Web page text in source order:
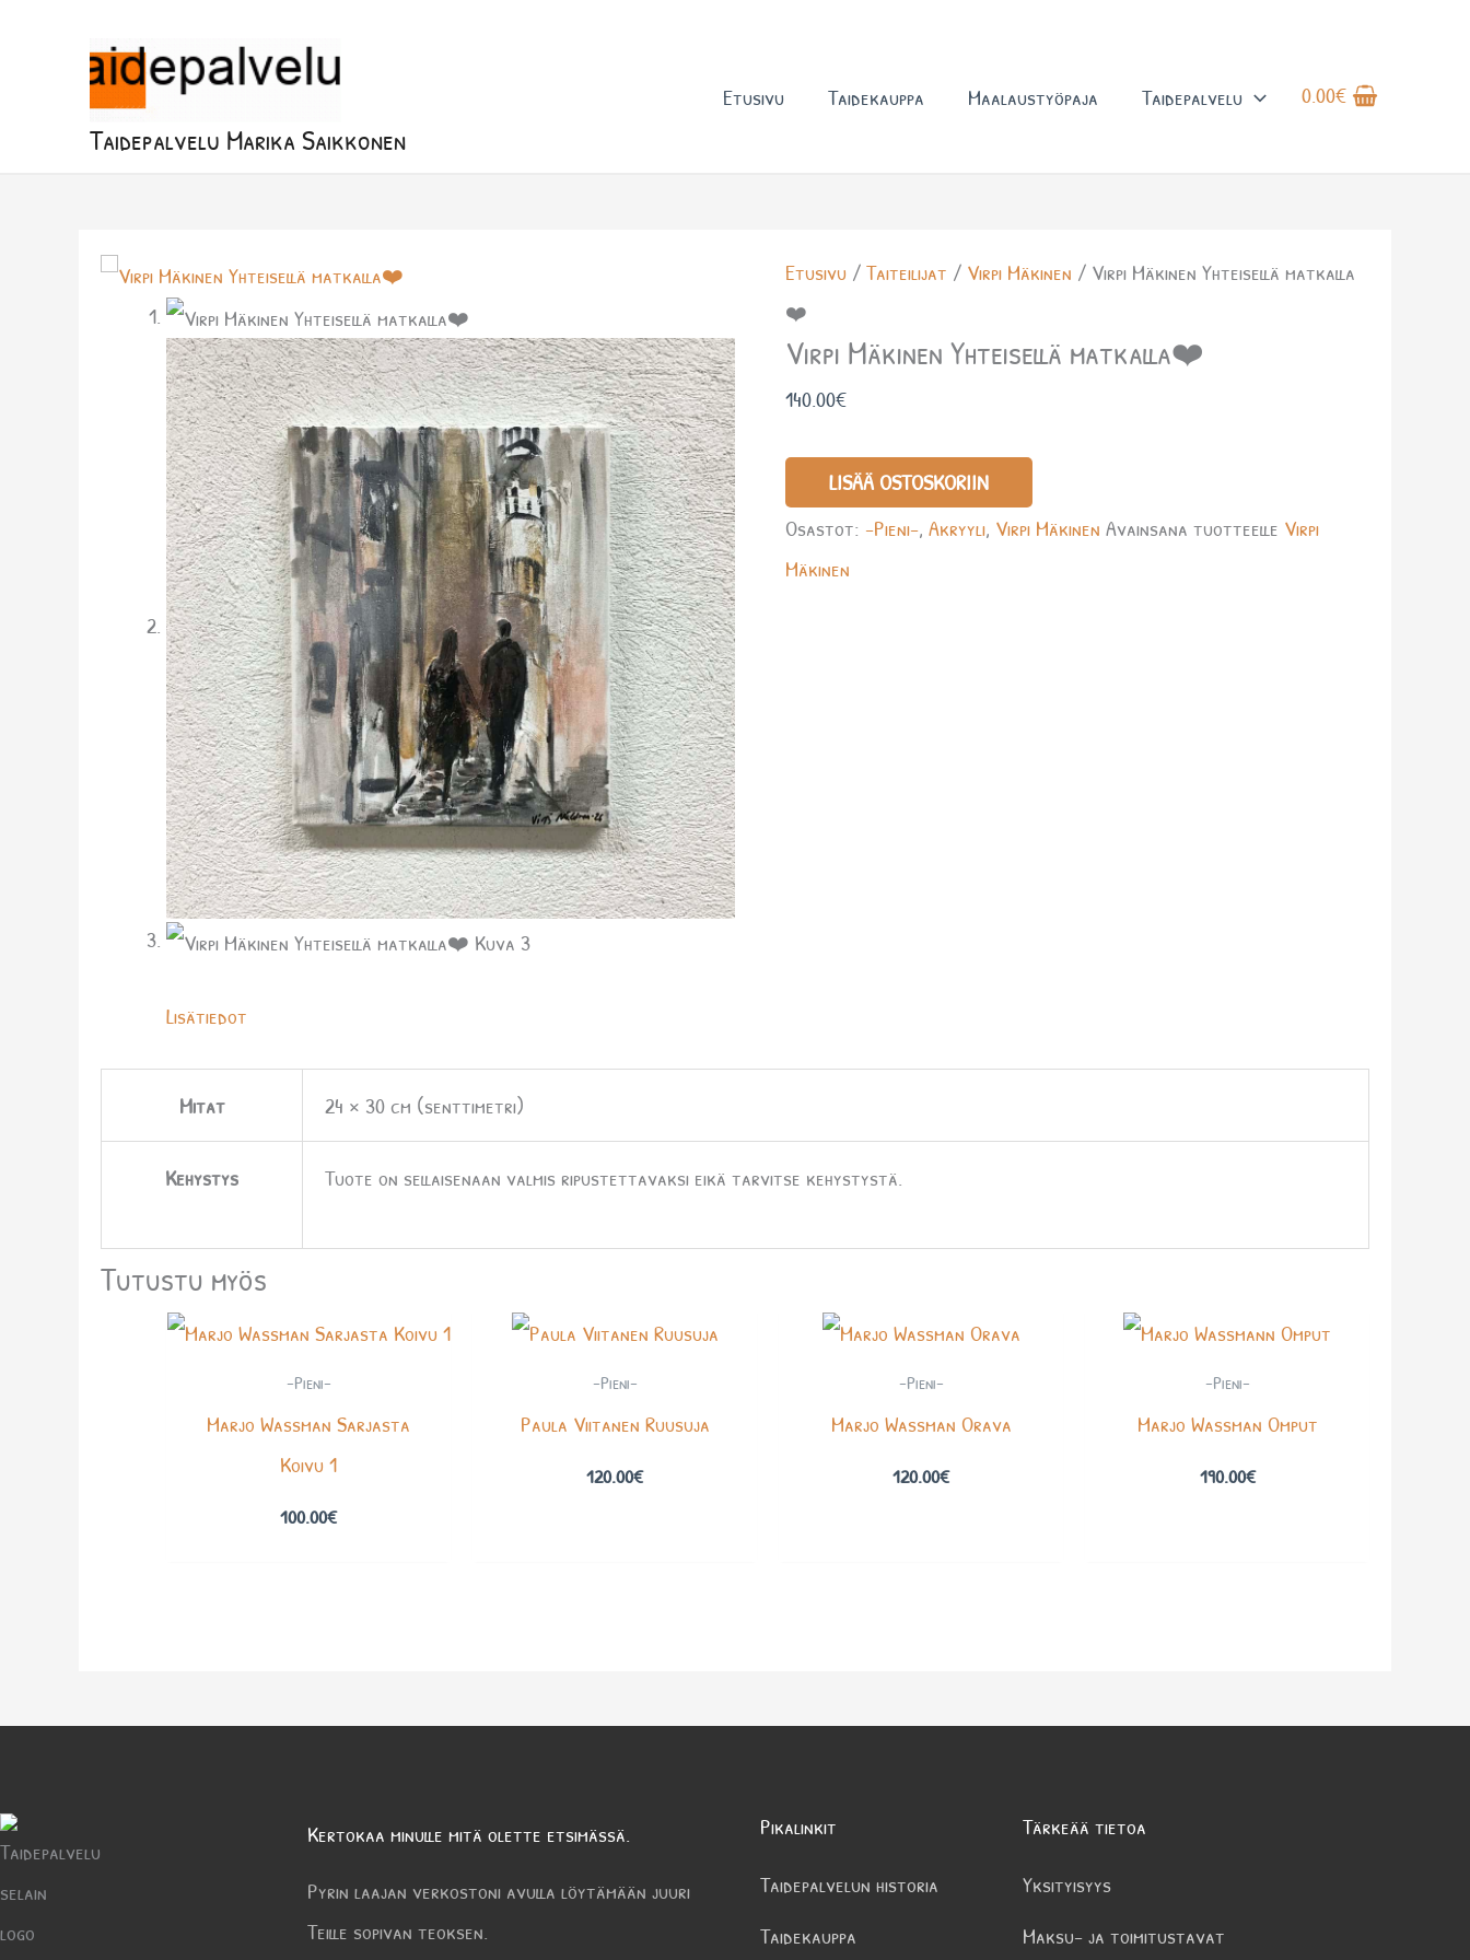
Taidepalvelu Marika Saikkonen
Etusivu Taidekauppa Maalaustyöpaja Taidepalvelu 0.00€
Etusivu /Taiteilijat / Virpi Mäkinen / Virpi Mäkinen Yhteisellä matkalla
❤️
Virpi Mäkinen Yhteisellä matkalla❤️
140.00€
Mäkinen
Yhteisellä
matkalla
❤️
määrä
LISÄÄ OSTOSKORIIN
Osastot:-Pieni-,Akryyli, Virpi Mäkinen Avainsana tuotteelle Virpi
Mäkinen
Lisätiedot
Mitat 24 × 30 cm (senttimetri)
Kehystys Tuote on sellaisenaan valmis ripustettavaksi eikä tarvitse kehystystä.
Tutustu myös
-Pieni-
Marjo Wassman Sarjasta
Koivu 1
100.00€
-Pieni-
Paula Viitanen Ruusuja
120.00€
-Pieni-
Marjo Wassman Orava
120.00€
-Pieni-
Marjo Wassman Omput
190.00€
Kertokaa minulle mitä olette etsimässä.
Pyrin laajan verkostoni avulla löytämään juuri
Teille sopivan teoksen.
Pikalinkit
Taidepalvelun historia
Taidekauppa
Tärkeää tietoa
Yksityisyys
Maksu- ja toimitustavat